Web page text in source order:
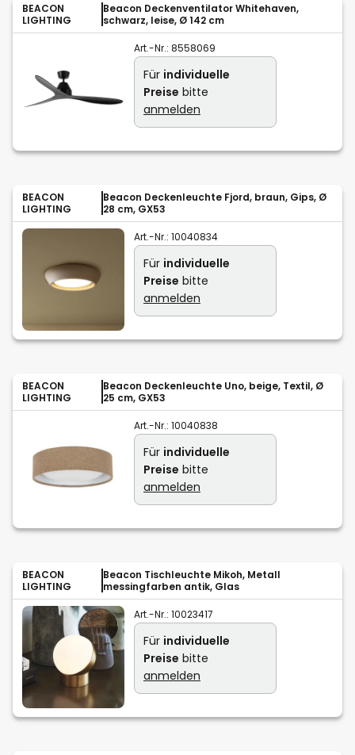
BEACON
LIGHTING
Beacon Deckenventilator Whitehaven,
schwarz, leise, Ø 142 cm
Art.-Nr.: 8558069
Für individuelle
Preise bitte
anmelden
BEACON
LIGHTING
Beacon Deckenleuchte Fjord, braun, Gips, Ø
28 cm, GX53
Art.-Nr.: 10040834
Für individuelle
Preise bitte
anmelden
BEACON
LIGHTING
Beacon Deckenleuchte Uno, beige, Textil, Ø
25 cm, GX53
Art.-Nr.: 10040838
Für individuelle
Preise bitte
anmelden
BEACON
LIGHTING
Beacon Tischleuchte Mikoh, Metall
messingfarben antik, Glas
Art.-Nr.: 10023417
Für individuelle
Preise bitte
anmelden